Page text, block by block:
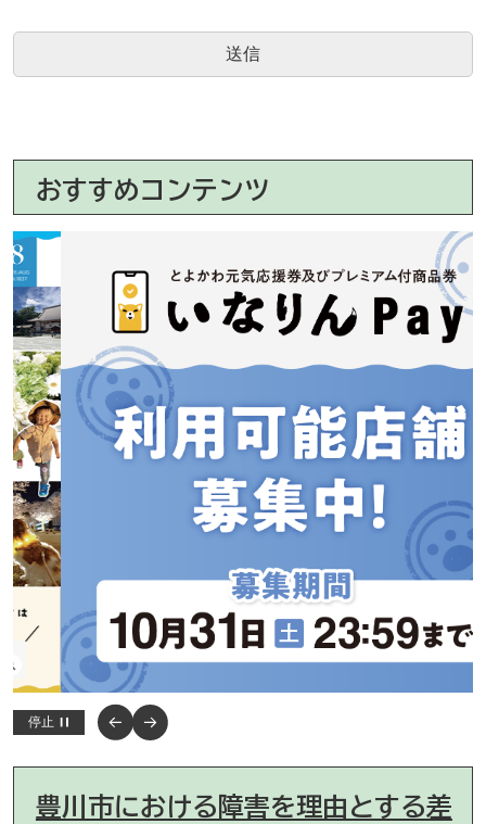
おすすめコンテンツ
停止
豊川市における障害を理由とする差